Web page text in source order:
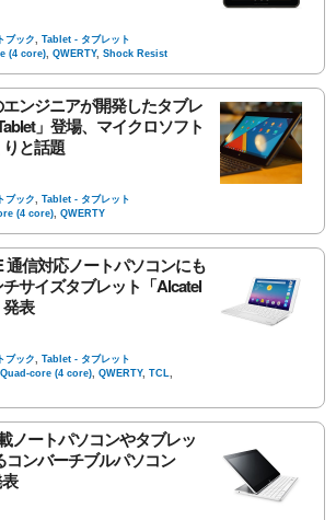
ブック, Tablet - タブレット
(4 core), QWERTY, Shock Resist
ンジニアが開発したタブレ
」登場、マイクロソフト
と話題
ブック, Tablet - タブレット
(4 core), QWERTY
通信対応ノートパソコンにも
サイズタブレット「Alcatel
表
ブック, Tablet - タブレット
Quad-core (4 core), QWERTY, TCL,
ノートパソコンやタブレッ
コンバーチブルパソコン